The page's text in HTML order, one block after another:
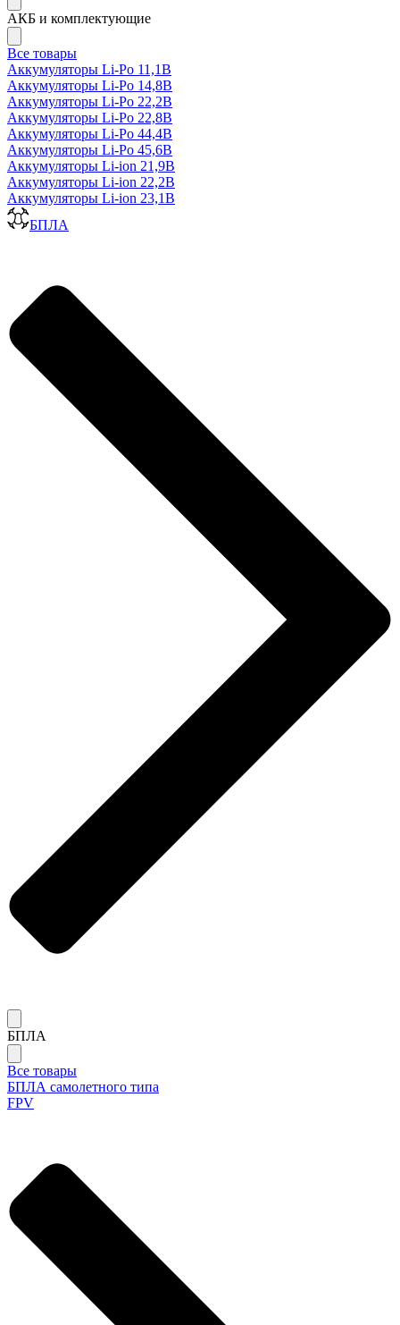
АКБ и комплектующие
Все товары
Аккумуляторы Li-Po 11,1В
Аккумуляторы Li-Po 14,8В
Аккумуляторы Li-Po 22,2В
Аккумуляторы Li-Po 22,8В
Аккумуляторы Li-Po 44,4В
Аккумуляторы Li-Po 45,6В
Аккумуляторы Li-ion 21,9В
Аккумуляторы Li-ion 22,2В
Аккумуляторы Li-ion 23,1В
БПЛА
БПЛА
Все товары
БПЛА самолетного типа
FPV